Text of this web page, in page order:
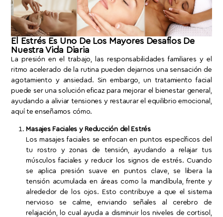
El Estrés Es Uno De Los Mayores Desafíos De
Nuestra Vida Diaria
La presión en el trabajo, las responsabilidades familiares y el
ritmo acelerado de la rutina pueden dejarnos una sensación de
agotamiento y ansiedad. Sin embargo, un tratamiento facial
puede ser una solución eficaz para mejorar el bienestar general,
ayudando a aliviar tensiones y restaurar el equilibrio emocional,
aquí te enseñamos cómo.
Masajes Faciales y Reducción del Estrés
Los masajes faciales se enfocan en puntos específicos del
tu rostro y zonas de tensión, ayudando a relajar tus
músculos faciales y reducir los signos de estrés. Cuando
se aplica presión suave en puntos clave, se libera la
tensión acumulada en áreas como la mandíbula, frente y
alrededor de los ojos. Esto contribuye a que el sistema
nervioso se calme, enviando señales al cerebro de
relajación, lo cual ayuda a disminuir los niveles de cortisol,